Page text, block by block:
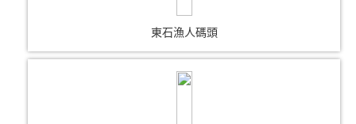
東石漁人碼頭